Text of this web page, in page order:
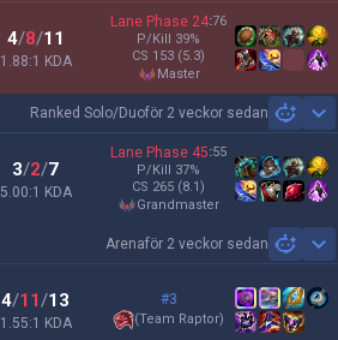
4/8/11
1.88:1 KDA
Lane Phase 24:76
P/Kill 39%
CS 153 (5.3)
master
Ranked Solo/Duoför 2 veckor sedan
3/2/7
5.00:1 KDA
Lane Phase 45:55
P/Kill 37%
CS 265 (8.1)
grandmaster
Arenaför 2 veckor sedan
4/11/13
1.55:1 KDA
#3
(Team Raptor)